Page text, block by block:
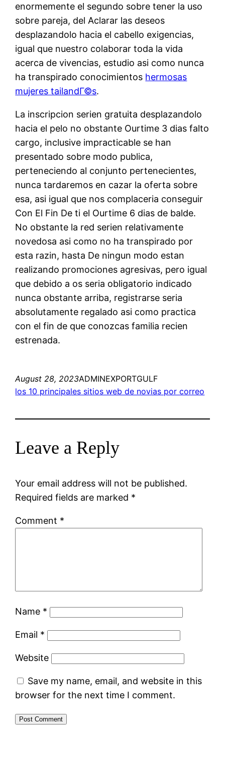
enormemente el segundo sobre tener la uso
sobre pareja, del Aclarar las deseos
desplazandolo hacia el cabello exigencias,
igual que nuestro colaborar toda la vida
acerca de vivencias, estudio asi­ como nunca
ha transpirado conocimientos hermosas
mujeres tailandГ©s.
La inscripcion serien gratuita desplazandolo
hacia el pelo no obstante Ourtime 3 dias falto
cargo, inclusive impracticable se han
presentado sobre modo publica,
perteneciendo al conjunto pertenecientes,
nunca tardaremos en cazar la oferta sobre
esa, asi igual que nos complaceria conseguir
Con El Fin De ti el Ourtime 6 dias de balde.
No obstante la red serien relativamente
novedosa asi­ como no ha transpirado por
esta razin, hasta De ningun modo estan
realizando promociones agresivas, pero igual
que debido a os seri­a obligatorio indicado
nunca obstante arriba, registrarse seria
absolutamente regalado asi como practica
con el fin de que conozcas familia recien
estrenada.
August 28, 2023ADMINEXPORTGULF
los 10 principales sitios web de novias por correo
Leave a Reply
Your email address will not be published.
Required fields are marked *
Comment *
Name *
Email *
Website
Save my name, email, and website in this
browser for the next time I comment.